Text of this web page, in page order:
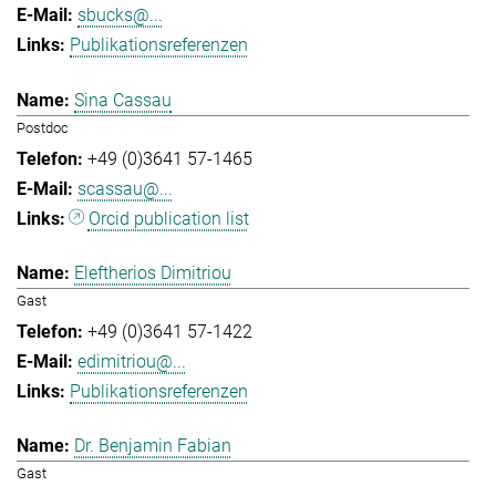
sbucks@...
Publikationsreferenzen
Sina Cassau
Postdoc
+49 (0)3641 57-1465
scassau@...
Orcid publication list
Eleftherios Dimitriou
Gast
+49 (0)3641 57-1422
edimitriou@...
Publikationsreferenzen
Dr. Benjamin Fabian
Gast